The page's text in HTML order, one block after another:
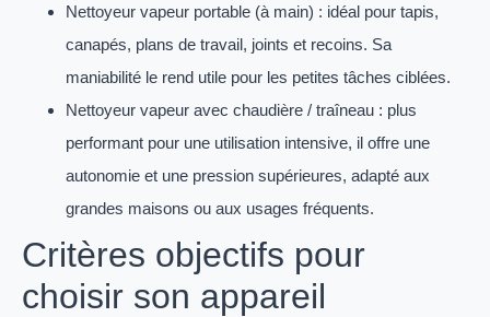
Nettoyeur vapeur portable (à main) : idéal pour tapis,
canapés, plans de travail, joints et recoins. Sa
maniabilité le rend utile pour les petites tâches ciblées.
Nettoyeur vapeur avec chaudière / traîneau : plus
performant pour une utilisation intensive, il offre une
autonomie et une pression supérieures, adapté aux
grandes maisons ou aux usages fréquents.
Critères objectifs pour
choisir son appareil